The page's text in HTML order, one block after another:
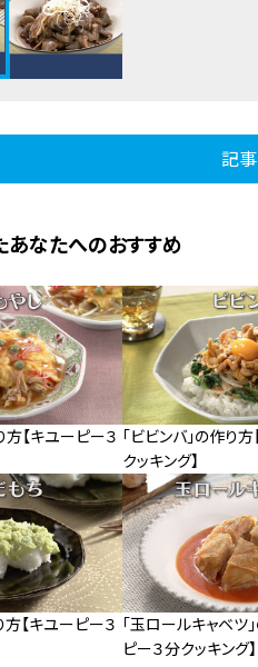
記
あなたへのおすすめ
方【キユーピー３ 「ビビンバ」の作り
クッキング】
方【キユーピー３ 「玉ロールキャベツ
ピー３分クッキング】